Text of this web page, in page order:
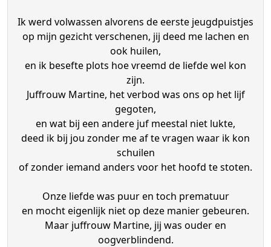
Ik werd volwassen alvorens de eerste jeugdpuistjes
op mijn gezicht verschenen, jij deed me lachen en
ook huilen,
en ik besefte plots hoe vreemd de liefde wel kon
zijn.
Juffrouw Martine, het verbod was ons op het lijf
gegoten,
en wat bij een andere juf meestal niet lukte,
deed ik bij jou zonder me af te vragen waar ik kon
schuilen
of zonder iemand anders voor het hoofd te stoten.
Onze liefde was puur en toch prematuur
en mocht eigenlijk niet op deze manier gebeuren.
Maar juffrouw Martine, jij was ouder en
oogverblindend.